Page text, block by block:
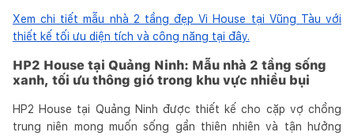
Xem chi tiết mẫu nhà 2 tầng đẹp Vi House tại Vũng Tàu với
thiết kế tối ưu diện tích và công năng tại đây.
HP2 House tại Quảng Ninh: Mẫu nhà 2 tầng sống
xanh, tối ưu thông gió trong khu vực nhiều bụi
HP2 House tại Quảng Ninh được thiết kế cho cặp vợ chồng
trung niên mong muốn sống gần thiên nhiên và tận hưởng